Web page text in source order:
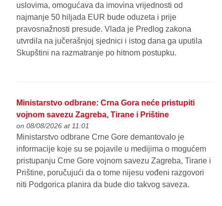
uslovima, omogućava da imovina vrijednosti od
najmanje 50 hiljada EUR bude oduzeta i prije
pravosnažnosti presude. Vlada je Predlog zakona
utvrdila na jučerašnjoj sjednici i istog dana ga uputila
Skupštini na razmatranje po hitnom postupku.
Ministarstvo odbrane: Crna Gora neće pristupiti
vojnom savezu Zagreba, Tirane i Prištine
on 08/08/2026 at 11:01
Ministarstvo odbrane Crne Gore demantovalo je
informacije koje su se pojavile u medijima o mogućem
pristupanju Crne Gore vojnom savezu Zagreba, Tirane i
Prištine, poručujući da o tome nijesu vođeni razgovori
niti Podgorica planira da bude dio takvog saveza.